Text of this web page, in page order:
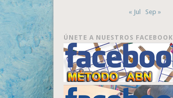
« Jul Sep »
ÚNETE A NUESTROS FACEBOOK